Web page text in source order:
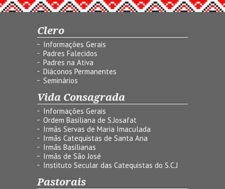
Clero
Informações Gerais
Padres Falecidos
Padres na Ativa
Diáconos Permanentes
Seminários
Vida Consagrada
Informações Gerais
Ordem Basiliana de S.Josafat
Irmãs Servas de Maria Imaculada
Irmãs Catequistas de Santa Ana
Irmãs Basilianas
Irmãs de São José
Instituto Secular das Catequistas do S.C.J
Pastorais